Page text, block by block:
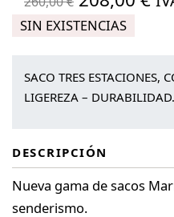
precio
era:
260,00 €.
es:
SIN EXISTENCIAS
SACO TRES ESTACIONES,
LIGEREZA – DURABILIDAD.
DESCRIPCIÓN
Nueva gama de sacos
senderismo.